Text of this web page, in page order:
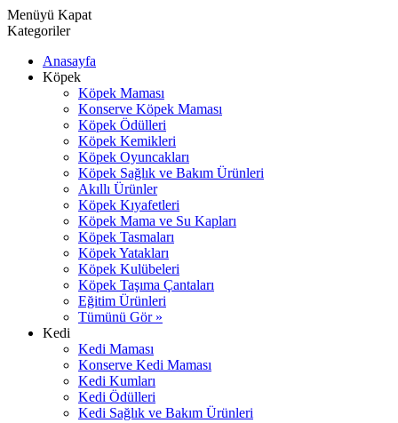
Menüyü Kapat
Kategoriler
Anasayfa
Köpek
Köpek Maması
Konserve Köpek Maması
Köpek Ödülleri
Köpek Kemikleri
Köpek Oyuncakları
Köpek Sağlık ve Bakım Ürünleri
Akıllı Ürünler
Köpek Kıyafetleri
Köpek Mama ve Su Kapları
Köpek Tasmaları
Köpek Yatakları
Köpek Kulübeleri
Köpek Taşıma Çantaları
Eğitim Ürünleri
Tümünü Gör »
Kedi
Kedi Maması
Konserve Kedi Maması
Kedi Kumları
Kedi Ödülleri
Kedi Sağlık ve Bakım Ürünleri